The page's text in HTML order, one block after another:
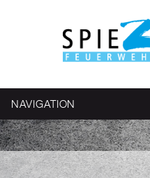
NAVIGATION